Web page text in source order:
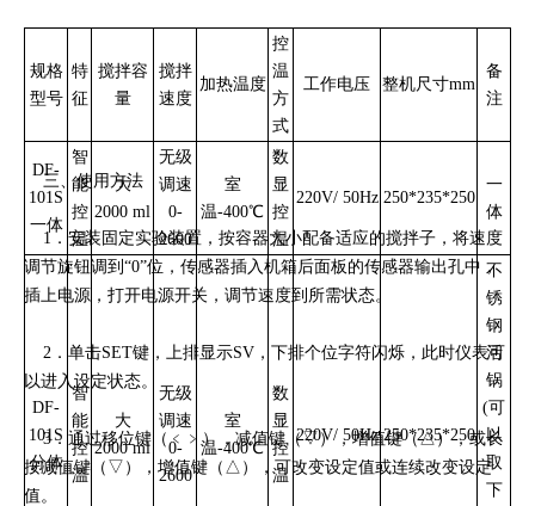
规格
型号
特
征
搅拌容
量
搅拌
速度
加热温度
控
温
方
式
工作电压 整机尺寸mm
备
注
DF-
101S
一体
智
能
控
温
大
2000 ml
无级
调速
0-
2600
室
温-400℃
数
显
控
温
220V/ 50Hz 250*235*250
一
体
DF-
101S
分体
智
能
控
温
大
2000 ml
无级
调速
0-
2600
室
温-400℃
数
显
控
温
220V/ 50Hz 250*235*250
不
锈
钢
活
锅
(可
以
取
下
三、使用方法
1．安装固定实验装置，按容器大小配备适应的搅拌子，将速度
调节旋钮调到“0”位，传感器插入机箱后面板的传感器输出孔中，
插上电源，打开电源开关，调节速度到所需状态。
2．单击SET键，上排显示SV，下排个位字符闪烁，此时仪表可
以进入设定状态。
3．通过移位键（﹤﹥），减值键（▽），增值键（△），或长
按减值键（▽），增值键（△），可改变设定值或连续改变设定
值。